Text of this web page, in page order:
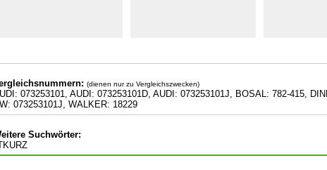
(dienen nur zu Vergleichszwecken)
073253101, AUDI: 073253101D, AUDI: 073253101J, BOSAL: 782-415,
073253101J, WALKER: 18229
Suchwörter: